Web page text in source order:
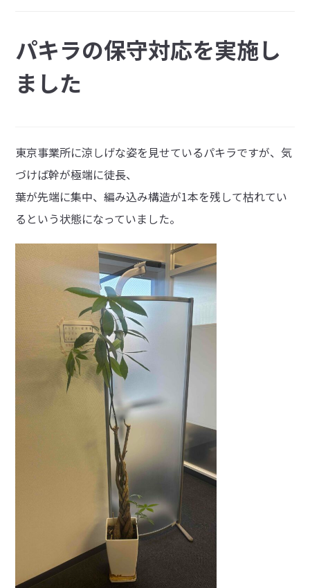
パキラの保守対応を実施し
ました
東京事業所に涼しげな姿を見せているパキラですが、気
づけば幹が極端に徒長、
葉が先端に集中、編み込み構造が1本を残して枯れてい
るという状態になっていました。